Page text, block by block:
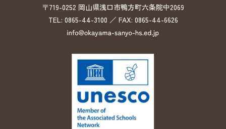
〒719-0252 岡山県浅口市鴨方町六条院中2069
TEL: 0865-44-3100 ／ FAX: 0865-44-6626